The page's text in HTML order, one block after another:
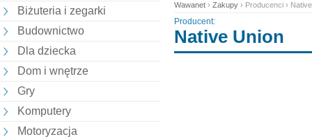
Biżuteria i zegarki
Budownictwo
Dla dziecka
Dom i wnętrze
Gry
Komputery
Motoryzacja
Wawanet › Zakupy › Producenci ›
Producent:
Native Union